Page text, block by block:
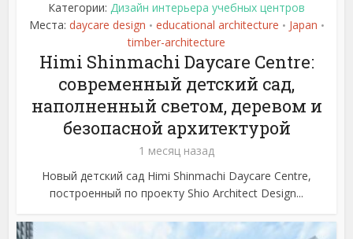
Категории: Дизайн интерьера учебных центров
Места: daycare design • educational architecture • Japan •
timber-architecture
Himi Shinmachi Daycare Centre:
современный детский сад,
наполненный светом, деревом и
безопасной архитектурой
1 месяц назад
Новый детский сад Himi Shinmachi Daycare Centre,
построенный по проекту Shio Architect Design...